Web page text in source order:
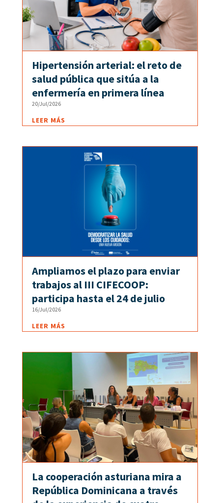
Hipertensión arterial: el reto de
salud pública que sitúa a la
enfermería en primera línea
20/Jul/2026
LEER MÁS
Ampliamos el plazo para enviar
trabajos al III CIFECOOP:
participa hasta el 24 de julio
16/Jul/2026
LEER MÁS
La cooperación asturiana mira a
República Dominicana a través